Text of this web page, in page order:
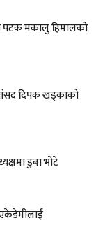
पटक मकालु हिमालको
सांसद दिपक खड्काको
डुबा भोटे